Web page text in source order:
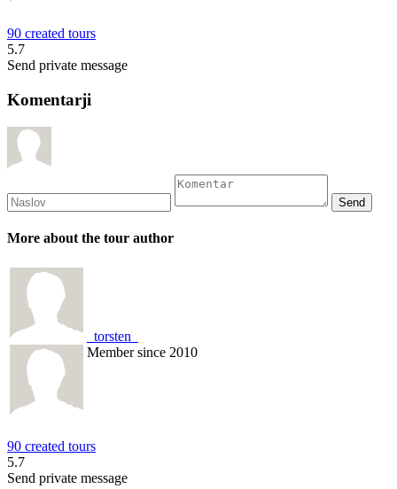
90 created tours
5.7
Send private message
Komentarji
More about the tour author
_torsten_
Member since 2010
90 created tours
5.7
Send private message